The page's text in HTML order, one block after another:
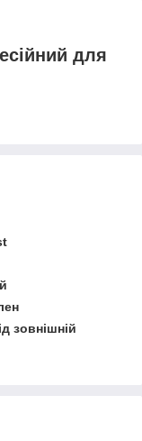
для
зовнішній